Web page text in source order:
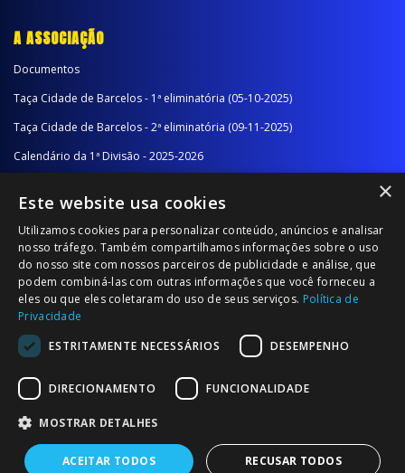
A ASSOCIAÇÃO
Documentos
Taça Cidade de Barcelos - 1ª eliminatória (05-10-2025)
Taça Cidade de Barcelos - 2ª eliminatória (09-11-2025)
Calendário da 1ª Divisão - 2025-2026
Calendário da 2ª Divisão - Série B - 2025-2026
Calendário da Época
NOTÍCIAS/COMUNICADOS
Notícias
Comunicados
© 2026 Associação Futebol Popular Barcelos
×
Este website usa cookies
Utilizamos cookies para personalizar conteúdo, anúncios e analisar
nosso tráfego. Também compartilhamos informações sobre o uso
do nosso site com nossos parceiros de publicidade e análise, que
podem combiná-las com outras informações que você forneceu a
eles ou que eles coletaram do uso de seus serviços. Política de
Privacidade
ESTRITAMENTE NECESSÁRIOS
DESEMPENHO
DIRECIONAMENTO FUNCIONALIDADE
MOSTRAR DETALHES
ACEITAR TODOS RECUSAR TODOS